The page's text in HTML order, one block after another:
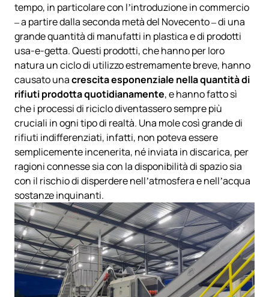
tempo, in particolare con l’introduzione in commercio
– a partire dalla seconda metà del Novecento – di una
grande quantità di manufatti in plastica e di prodotti
usa-e-getta. Questi prodotti, che hanno per loro
natura un ciclo di utilizzo estremamente breve, hanno
causato unacrescita esponenziale nella quantità di
rifiuti prodotta quotidianamente, e hanno fatto sì
che i processi di riciclo diventassero sempre più
cruciali in ogni tipo di realtà. Una mole così grande di
rifiuti indifferenziati, infatti, non poteva essere
semplicemente incenerita, né inviata in discarica, per
ragioni connesse sia con la disponibilità di spazio sia
con il rischio di disperdere nell’atmosfera e nell’acqua
sostanze inquinanti.